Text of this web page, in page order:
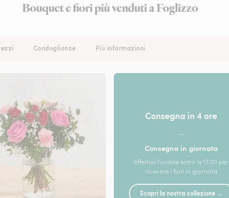
Bouquet e fiori più venduti a Foglizzo
Condoglianze Più informazioni
Consegna in 4 ore
—
Consegna in giornata
Effettua l'ordine entro le 17:30 per
ricevere i fiori in giornata
Scopri la nostra collezione →